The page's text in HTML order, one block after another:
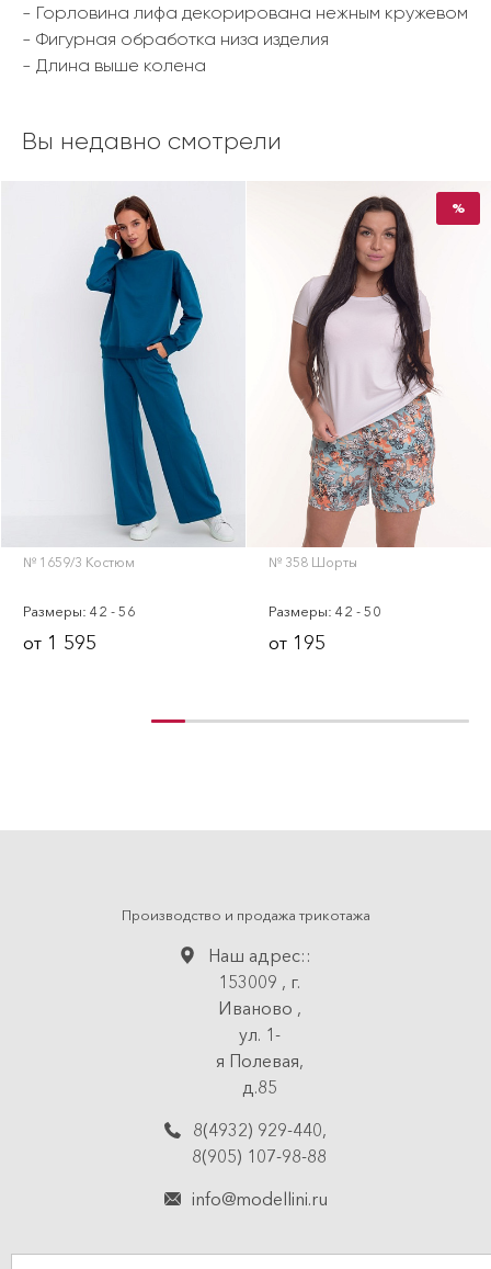
- Горловина лифа декорирована нежным кружевом
- Фигурная обработка низа изделия
- Длина выше колена
Вы недавно смотрели
№ 1659/3 Костюм
Размеры: 42 - 56
от1 595
%
№ 358 Шорты
Размеры: 42 - 50
от195
Производство и продажа трикотажа
Наш адрес::
153009 , г.
Иваново ,
ул. 1-
я Полевая,
д.85
8(4932) 929-440,
8(905) 107-98-88
info@modellini.ru